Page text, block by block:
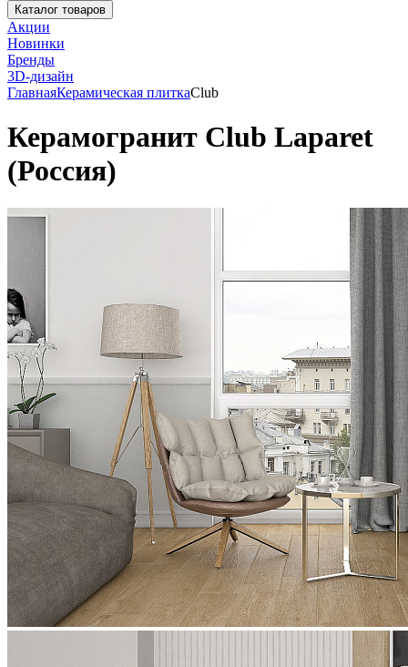
Каталог товаров
Акции
Новинки
Бренды
3D-дизайн
ГлавнаяКерамическая плиткаClub
Керамогранит Club Laparet
(Россия)